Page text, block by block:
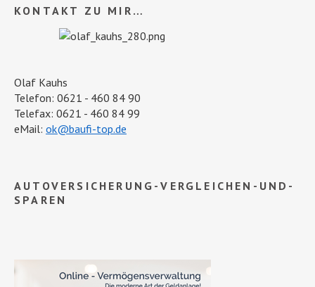
KONTAKT ZU MIR…
Olaf Kauhs
Telefon: 0621 - 460 84 90
Telefax: 0621 - 460 84 99
eMail: ok@baufi-top.de
AUTOVERSICHERUNG-VERGLEICHEN-UND-
SPAREN